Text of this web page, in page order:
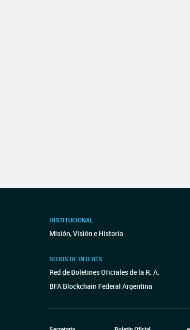
INSTITUCIONAL
Misión, Visión e Historia
SITIOS DE INTERÉS
Red de Boletines Oficiales de la R. A.
BFA Blockchain Federal Argentina